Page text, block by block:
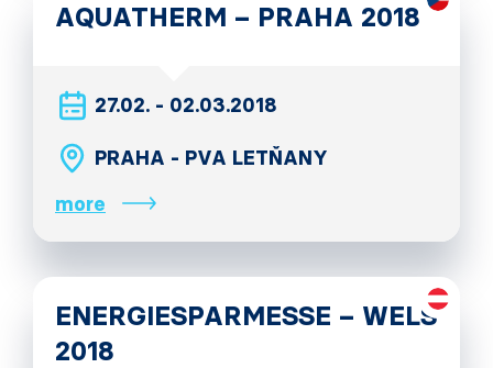
AQUATHERM – PRAHA 2018
27.02. - 02.03.2018
PRAHA - PVA LETŇANY
more
ENERGIESPARMESSE – WELS
2018